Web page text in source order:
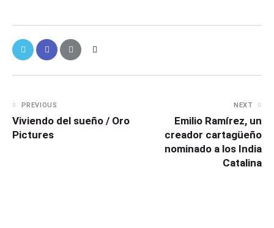
PREVIOUS
Viviendo del sueño / Oro
Pictures
NEXT
Emilio Ramírez, un
creador cartagüeño
nominado a los India
Catalina